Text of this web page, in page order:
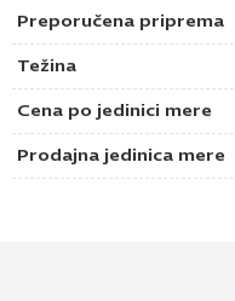
Preporučena priprema
Težina
Cena po jedinici mere
Prodajna jedinica mere